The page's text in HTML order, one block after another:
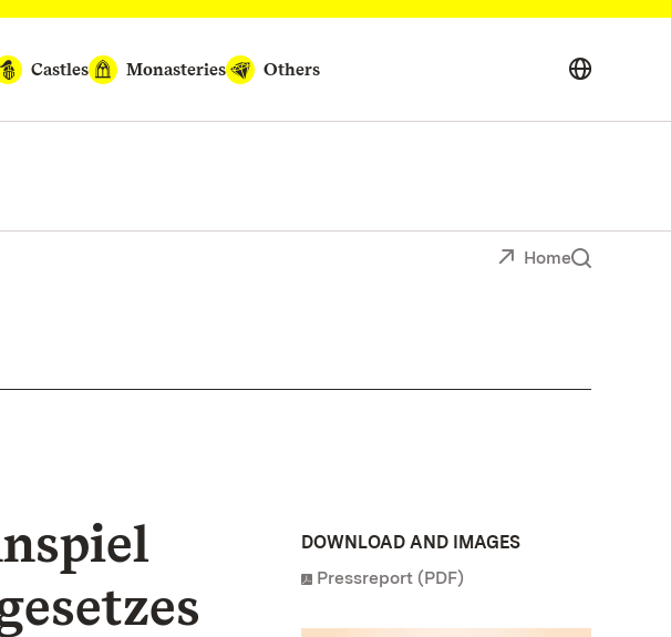
Castles Monasteries Others
Home
DOWNLOAD AND IMAGES
Pressreport (PDF)